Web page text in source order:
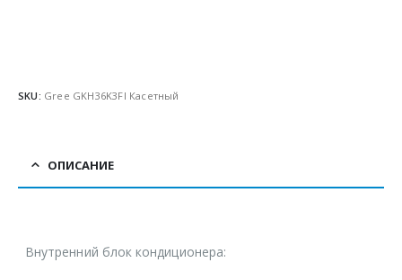
SKU: Gree GKH36K3FI Касетный
ОПИСАНИЕ
Внутренний блок кондиционера: